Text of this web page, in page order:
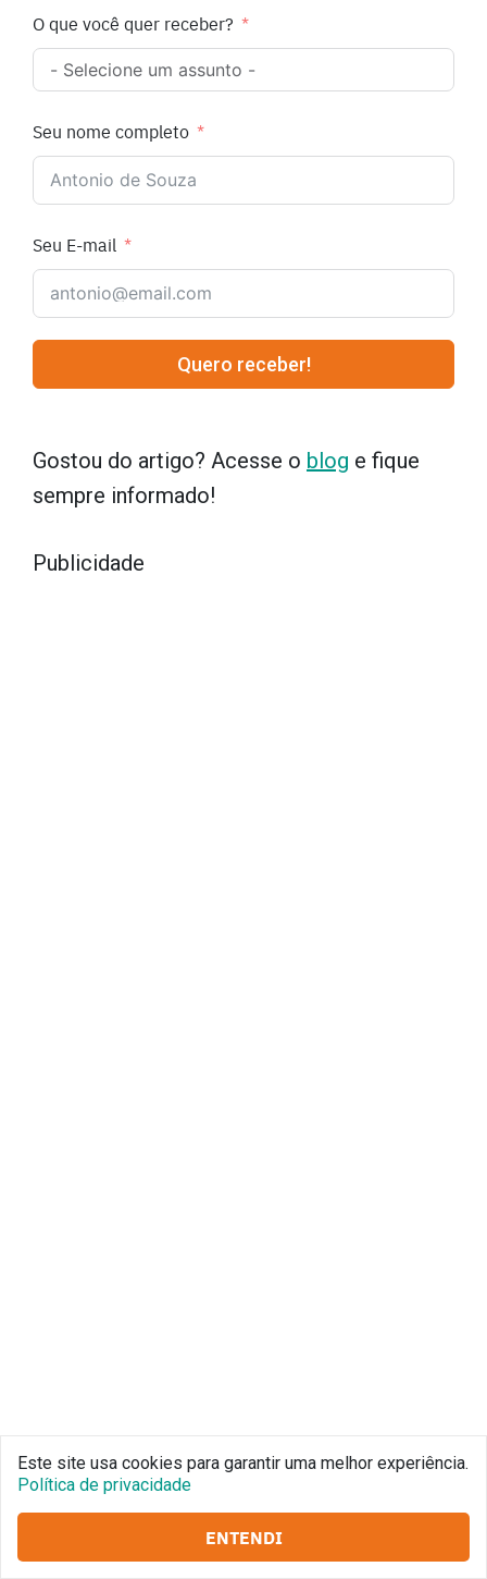
O que você quer receber?
Seu nome completo
Seu E-mail
Quero receber!
Gostou do artigo? Acesse o blog e fique
sempre informado!
Publicidade
Este site usa cookies para garantir uma melhor experiência.
Política de privacidade
ENTENDI